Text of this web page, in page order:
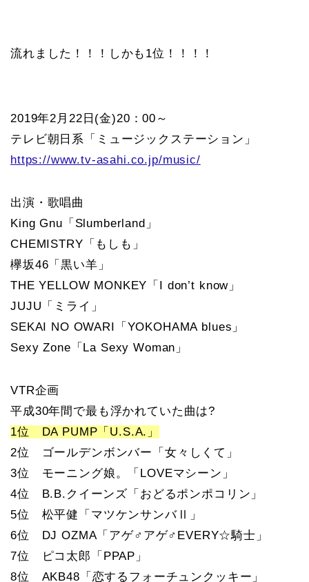
流れました！！！しかも1位！！！！
2019年2月22日(金)20：00～
テレビ朝日系「ミュージックステーション」
https://www.tv-asahi.co.jp/music/
出演・歌唱曲
King Gnu「Slumberland」
CHEMISTRY「もしも」
欅坂46「黒い羊」
THE YELLOW MONKEY「I don’t know」
JUJU「ミライ」
SEKAI NO OWARI「YOKOHAMA blues」
Sexy Zone「La Sexy Woman」
VTR企画
平成30年間で最も浮かれていた曲は?
1位 DA PUMP「U.S.A.」
2位 ゴールデンボンバー「女々しくて」
3位 モーニング娘。「LOVEマシーン」
4位 B.B.クイーンズ「おどるポンポコリン」
5位 松平健「マツケンサンバⅡ」
6位 DJ OZMA「アゲ♂アゲ♂EVERY☆騎士」
7位 ピコ太郎「PPAP」
8位 AKB48「恋するフォーチュンクッキー」